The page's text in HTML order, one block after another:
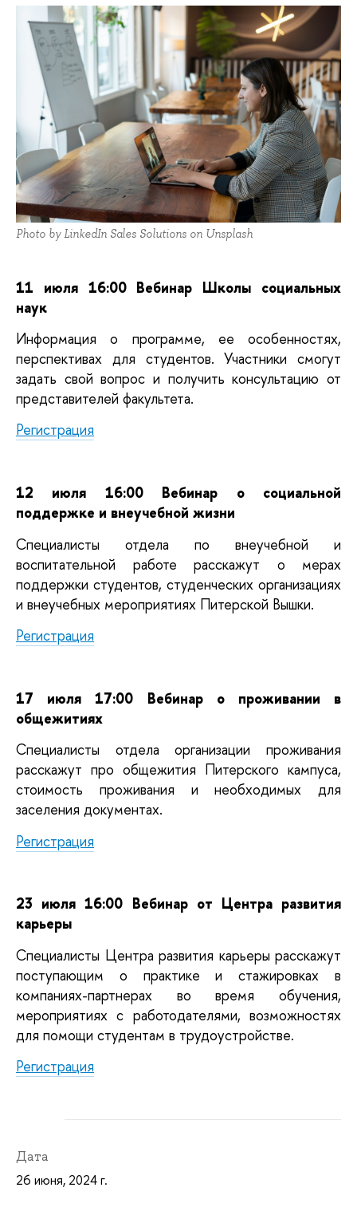
Photo by LinkedIn Sales Solutions on Unsplash
11 июля 16:00 Вебинар Школы социальных
наук
Информация о программе, ее особенностях,
перспективах для студентов. Участники смогут
задать свой вопрос и получить консультацию от
представителей факультета.
Регистрация
12 июля 16:00 Вебинар о социальной
поддержке и внеучебной жизни
Специалисты отдела по внеучебной и
воспитательной работе расскажут о мерах
поддержки студентов, студенческих организациях
и внеучебных мероприятиях Питерской Вышки.
Регистрация
17 июля 17:00 Вебинар о проживании в
общежитиях
Специалисты отдела организации проживания
расскажут про общежития Питерского кампуса,
стоимость проживания и необходимых для
заселения документах.
Регистрация
23 июля 16:00 Вебинар от Центра развития
карьеры
Специалисты Центра развития карьеры расскажут
поступающим о практике и стажировках в
компаниях-партнерах во время обучения,
мероприятиях с работодателями, возможностях
для помощи студентам в трудоустройстве.
Регистрация
Дата
26 июня, 2024 г.